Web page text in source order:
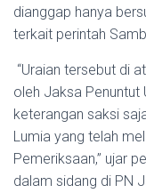
dianggap hanya
terkait perintah
“Uraian tersebut di
oleh Jaksa Penuntut
keterangan saksi
Lumia yang telah
Pemeriksaan,” ujar
dalam sidang di PN